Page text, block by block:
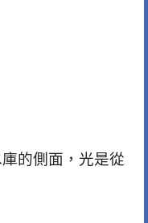
的側面，光是從